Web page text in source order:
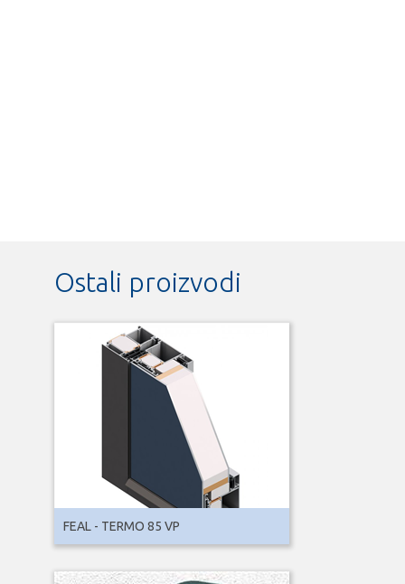
Ostali proizvodi
FEAL - TERMO 85 VP